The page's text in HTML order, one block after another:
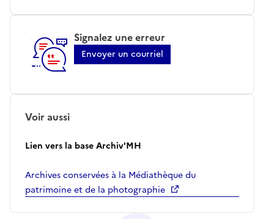
Signalez une erreur
Envoyer un courriel
Voir aussi
Lien vers la base Archiv'MH
Archives conservées à la Médiathèque du
patrimoine et de la photographie